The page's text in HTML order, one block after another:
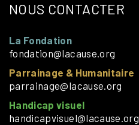
NOUS CONTACTER
La Fondation
fondation@lacause.org
Parrainage & Humanitaire
parrainage@lacause.org
Handicap visuel
handicapvisuel@lacause.org